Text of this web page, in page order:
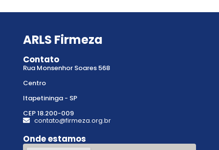
ARLS Firmeza
Contato
Rua Monsenhor Soares 568
Centro
Itapetininga - SP
CEP 18.200-009
contato@firmeza.org.br
Onde estamos